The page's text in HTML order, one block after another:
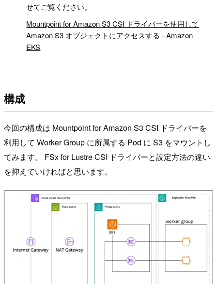
せてご覧ください。
Mountpoint for Amazon S3 CSI ドライバーを使用して
Amazon S3 オブジェクトにアクセスする - Amazon
EKS
構成
今回の構成は Mountpoint for Amazon S3 CSI ドライバーを
利用して Worker Group に所属する Pod に S3 をマウントし
てみます。 FSx for Lustre CSI ドライバーと設定方法の違い
を抑えていければと思います。